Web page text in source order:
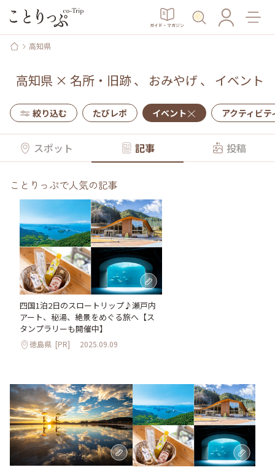
ガイド・マガジン
高知県
高知県 × 名所・旧跡、 おみやげ 、 イベント
絞り込む たびレポ イベント アクティビテ
スポット 記事 投稿
ことりっぷで人気の記事
四国1泊2日のスロートリップ♪瀬戸内
アート、秘湯、絶景をめぐる旅へ【ス
タンプラリーも開催中】
徳島県 [PR] 2025.09.09